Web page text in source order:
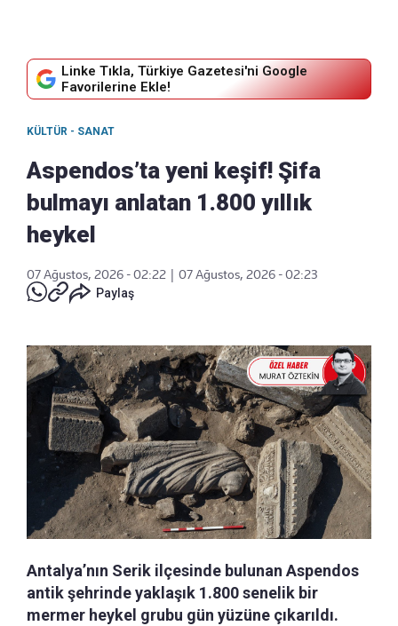
Linke Tıkla, Türkiye Gazetesi'ni Google
Favorilerine Ekle!
KÜLTÜR - SANAT
Aspendos’ta yeni keşif! Şifa
bulmayı anlatan 1.800 yıllık
heykel
07 Ağustos, 2026 - 02:22
07 Ağustos, 2026 - 02:23
Paylaş
Antalya’nın Serik ilçesinde bulunan Aspendos
antik şehrinde yaklaşık 1.800 senelik bir
mermer heykel grubu gün yüzüne çıkarıldı.